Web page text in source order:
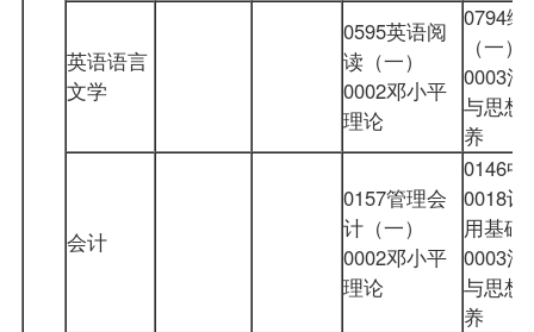
英语语言
文学
0595英语阅
读（一）
0002邓小平
理论
0794综
（一）
0003法
与思想
养
会计
0157管理会
计（一）
0002邓小平
理论
0146中
0018计
用基础
0003法
与思想
养